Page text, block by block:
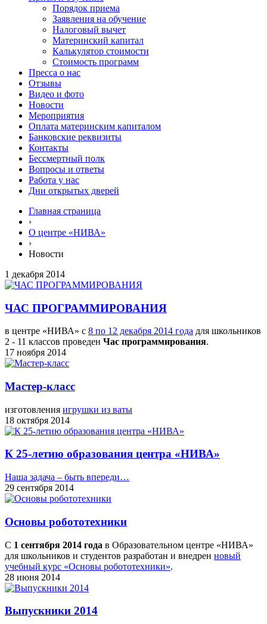
Порядок приема
Заявления на обучение
Налоговый вычет
Материнский капитал
Калькулятор стоимости
Стоимость программ
Пресса о нас
Отзывы
Видео и фото
Новости
Мероприятия
Оплата материнским капиталом
Банковские реквизиты
Контакты
Бессмертный полк
Вопросы и ответы
Работа у нас
Дни открытых дверей
Главная страница
›
О центре «НИВА»
›
Новости
1 декабря 2014
ЧАС ПРОГРАММИРОВАНИЯ
в центре «НИВА» с 8 по 12 декабря 2014 года для школьников
2 - 11 классов проведен Час программирования.
17 ноября 2014
Мастер-класс
изготовления игрушки из ваты
18 октября 2014
К 25-летию образования центра «НИВА»
Наша задача – быть впереди…
29 сентября 2014
Основы робототехники
С 1 сентября 2014 года в Образовательном центре «НИВА»
для школьников и студентов разработан и внедрен новый
учебный курс «Основы робототехники».
28 июня 2014
Выпускники 2014